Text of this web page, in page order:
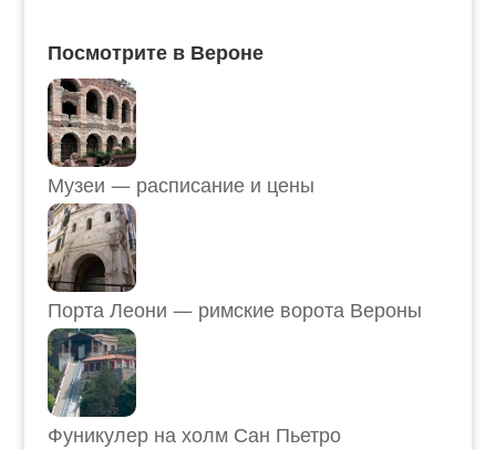
Посмотрите в Вероне
Музеи — расписание и цены
Порта Леони — римские ворота Вероны
Фуникулер на холм Сан Пьетро